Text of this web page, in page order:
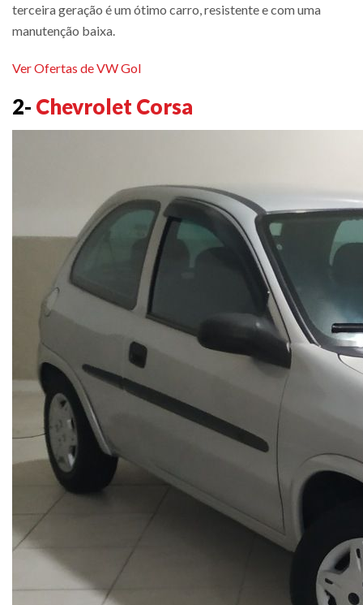
terceira geração é um ótimo carro, resistente e com uma
manutenção baixa.
Ver Ofertas de VW Gol
2- Chevrolet Corsa